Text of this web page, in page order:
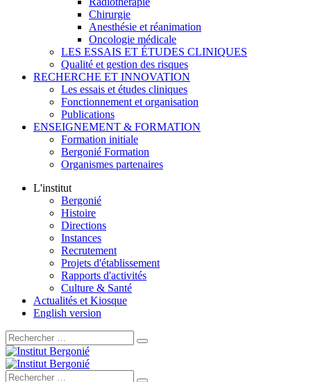
Chirurgie
Anesthésie et réanimation
Oncologie médicale
LES ESSAIS ET ÉTUDES CLINIQUES
Qualité et gestion des risques
RECHERCHE ET INNOVATION
Les essais et études cliniques
Fonctionnement et organisation
Publications
ENSEIGNEMENT & FORMATION
Formation initiale
Bergonié Formation
Organismes partenaires
L'institut
Bergonié
Histoire
Directions
Instances
Recrutement
Projets d'établissement
Rapports d'activités
Culture & Santé
Actualités et Kiosque
English version
Rechercher :
Rechercher :